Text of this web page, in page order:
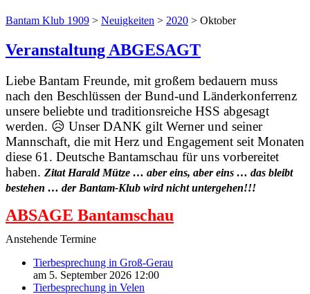
Bantam Klub 1909 > Neuigkeiten > 2020 > Oktober
Veranstaltung ABGESAGT
Liebe Bantam Freunde, mit großem bedauern muss
nach den Beschlüssen der Bund-und Länderkonferrenz
unsere beliebte und traditionsreiche HSS abgesagt
werden. 😥 Unser DANK gilt Werner und seiner
Mannschaft, die mit Herz und Engagement seit Monaten
diese 61. Deutsche Bantamschau für uns vorbereitet
haben. Zitat Harald Mütze … aber eins, aber eins … das bleibt
bestehen … der Bantam-Klub wird nicht untergehen!!!
ABSAGE Bantamschau
Anstehende Termine
Tierbesprechung in Groß-Gerau
am 5. September 2026 12:00
Tierbesprechung in Velen